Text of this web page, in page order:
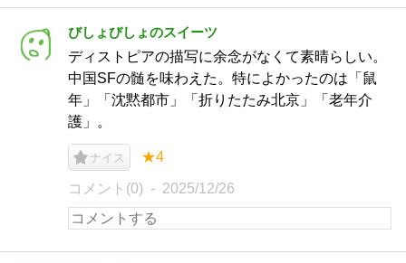
びしょびしょのスイーツ
ディストピアの描写に余念がなくて素晴らしい。
中国SFの髄を味わえた。特によかったのは「鼠
年」「沈黙都市」「折りたたみ北京」「老年介
護」。
ナイス ★4
コメント(0) 2025/12/26